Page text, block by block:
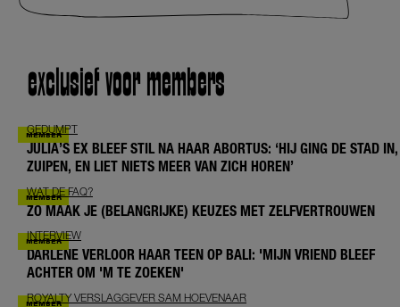
exclusief voor members
GEDUMPT
JULIA’S EX BLEEF STIL NA HAAR ABORTUS: ‘HIJ GING DE STAD IN,
ZUIPEN, EN LIET NIETS MEER VAN ZICH HOREN’
WAT DE FAQ?
ZO MAAK JE (BELANGRIJKE) KEUZES MET ZELFVERTROUWEN
INTERVIEW
DARLENE VERLOOR HAAR TEEN OP BALI: 'MIJN VRIEND BLEEF
ACHTER OM 'M TE ZOEKEN'
ROYALTY VERSLAGGEVER SAM HOEVENAAR